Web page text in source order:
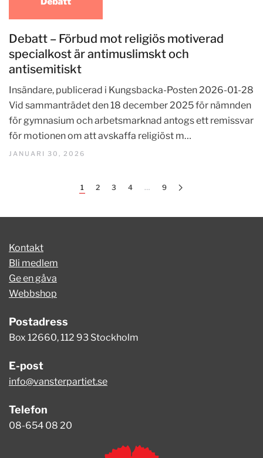
Debatt – Förbud mot religiös motiverad
specialkost är antimuslimskt och
antisemitiskt
Insändare, publicerad i Kungsbacka-Posten 2026-01-28
Vid sammanträdet den 18 december 2025 för nämnden
för gymnasium och arbetsmarknad antogs ett remissvar
för motionen om att avskaffa religiöst m…
JANUARI 30, 2026
1 2 3 4 … 9
Kontakt
Bli medlem
Ge en gåva
Webbshop
Postadress
Box 12660, 112 93 Stockholm
E-post
info@vansterpartiet.se
Telefon
08-654 08 20